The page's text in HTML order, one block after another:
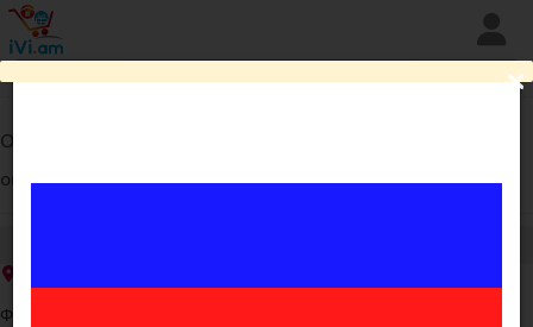
Հայտարարություններ
Օդորակիչների տեղադրում Երևանում | Պրոֆեսիոնալ
օդորակիչ տեղադրում և սպասարկում
Փնտրում եք վստահելի և փորձառու մասնագետներ